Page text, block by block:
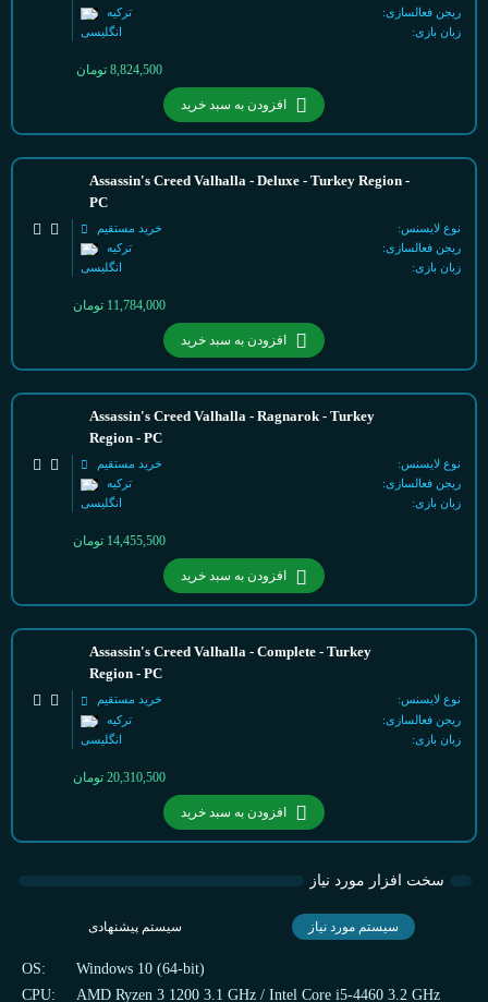
ریجن فعالسازی:
ترکیه
زبان بازی:
انگلیسی
8,824,500 تومان
افزودن به سبد خرید
Assassin's Creed Valhalla - Deluxe - Turkey Region -
PC
نوع لایسنس:
خرید مستقیم
ریجن فعالسازی:
ترکیه
زبان بازی:
انگلیسی
11,784,000 تومان
افزودن به سبد خرید
Assassin's Creed Valhalla - Ragnarok - Turkey
Region - PC
نوع لایسنس:
خرید مستقیم
ریجن فعالسازی:
ترکیه
زبان بازی:
انگلیسی
14,455,500 تومان
افزودن به سبد خرید
Assassin's Creed Valhalla - Complete - Turkey
Region - PC
نوع لایسنس:
خرید مستقیم
ریجن فعالسازی:
ترکیه
زبان بازی:
انگلیسی
20,310,500 تومان
افزودن به سبد خرید
سخت افزار مورد نیاز
سیستم مورد نیاز سیستم پیشنهادی
OS:
Windows 10 (64-bit)
CPU:
AMD Ryzen 3 1200 3.1 GHz / Intel Core i5-4460 3.2 GHz